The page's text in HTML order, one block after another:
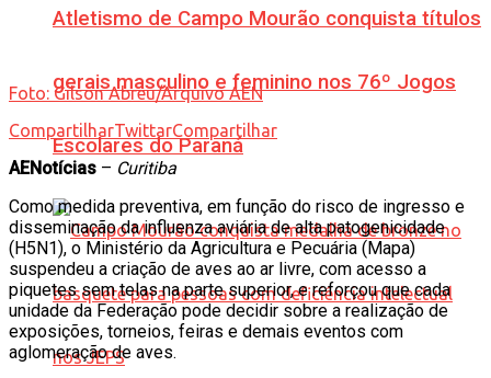
Atletismo de Campo Mourão conquista títulos
gerais masculino e feminino nos 76º Jogos
Escolares do Paraná
Foto: Gilson Abreu/Arquivo AEN
CompartilharTwittarCompartilhar
AENotícias – Curitiba
Como medida preventiva, em função do risco de ingresso e
disseminação da influenza aviária de alta patogenicidade
(H5N1), o Ministério da Agricultura e Pecuária (Mapa)
suspendeu a criação de aves ao ar livre, com acesso a
piquetes sem telas na parte superior, e reforçou que cada
unidade da Federação pode decidir sobre a realização de
exposições, torneios, feiras e demais eventos com
aglomeração de aves.